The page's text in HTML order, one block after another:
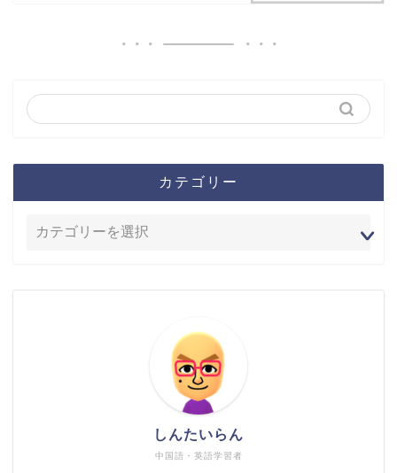
カテゴリー
中国語・英語学習者
しんたいらん